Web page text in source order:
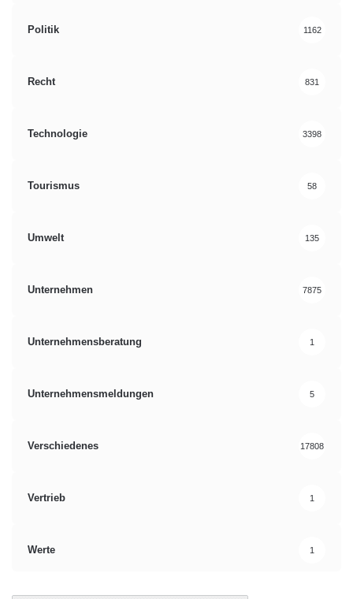
Politik 1162
Recht 831
Technologie 3398
Tourismus 58
Umwelt 135
Unternehmen 7875
Unternehmensberatung 1
Unternehmensmeldungen 5
Verschiedenes 17808
Vertrieb 1
Werte 1